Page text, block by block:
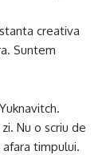
creativa
Suntem
Nu o scriu de
timpului.